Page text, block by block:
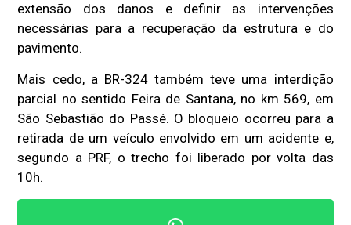
extensão dos danos e definir as intervenções
necessárias para a recuperação da estrutura e do
pavimento.
Mais cedo, a BR-324 também teve uma interdição
parcial no sentido Feira de Santana, no km 569, em
São Sebastião do Passé. O bloqueio ocorreu para a
retirada de um veículo envolvido em um acidente e,
segundo a PRF, o trecho foi liberado por volta das
10h.